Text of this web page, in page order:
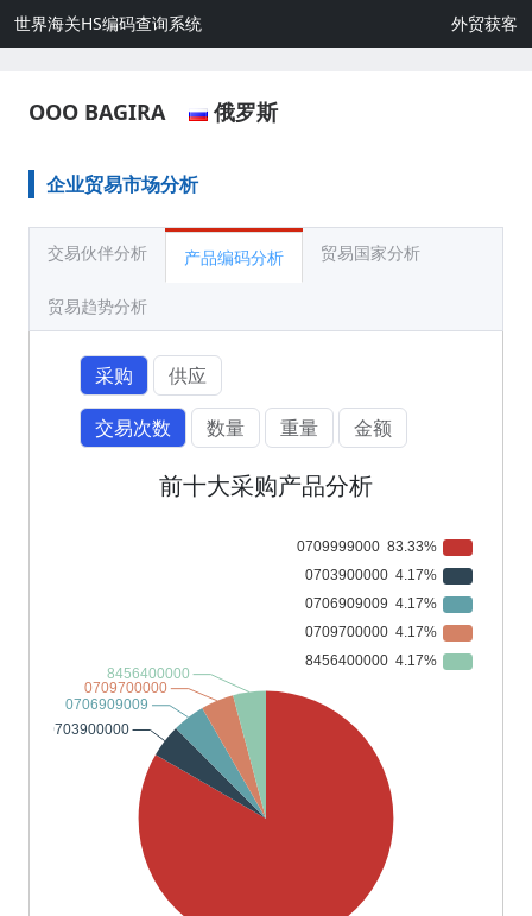
世界海关HS编码查询系统 外贸获客
OOO BAGIRA 俄罗斯
企业贸易市场分析
交易伙伴分析 产品编码分析 贸易国家分析
贸易趋势分析
采购
供应
交易次数
数量 重量 金额
前十大采购产品分析